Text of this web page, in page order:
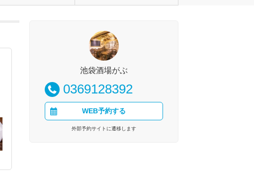
池袋酒場がぶ
0369128392
WEB予約する
外部予約サイトに遷移します